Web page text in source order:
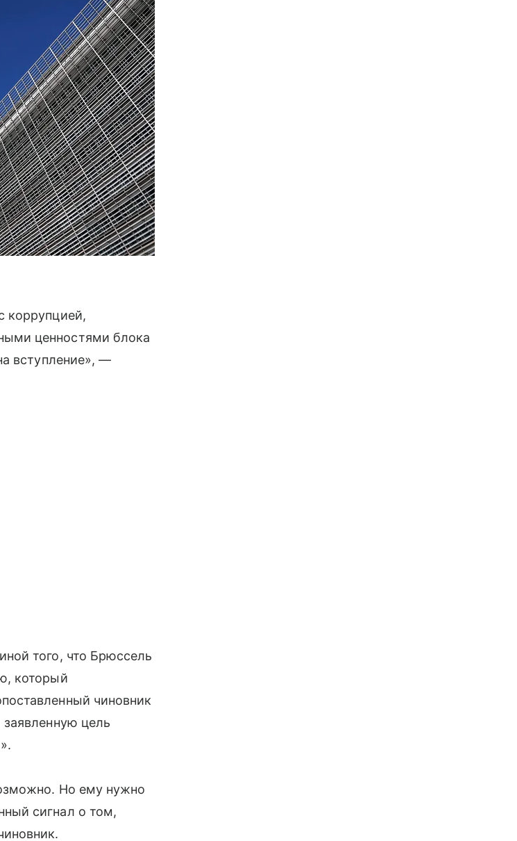
коррупцией,
ценностями блока
вступление», —
того, что Брюссель
который
чиновник
цель
Но ему нужно
сигнал о том,